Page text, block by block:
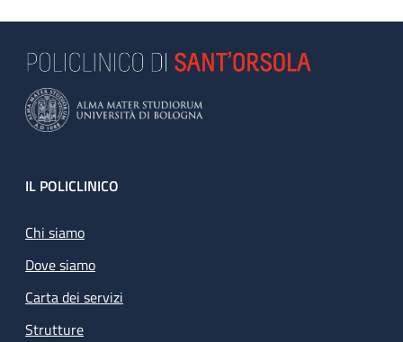
Footer
IL POLICLINICO
Chi siamo
Dove siamo
Carta dei servizi
Strutture